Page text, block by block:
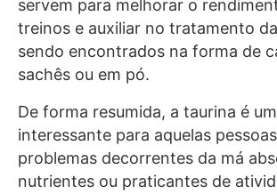
servem para melhorar o
treinos e auxiliar no tratamento
sendo encontrados na forma de
sachês ou em pó.
De forma resumida, a taurina é
interessante para aquelas
problemas decorrentes da má
nutrientes ou praticantes de